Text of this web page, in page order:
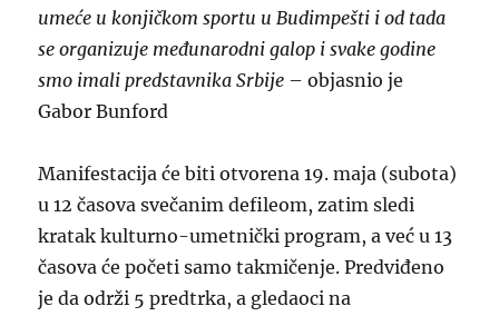
umeće u konjičkom sportu u Budimpešti i od tada
se organizuje međunarodni galop i svake godine
smo imali predstavnika Srbije – objasnio je
Gabor Bunford
Manifestacija će biti otvorena 19. maja (subota)
u 12 časova svečanim defileom, zatim sledi
kratak kulturno-umetnički program, a već u 13
časova će početi samo takmičenje. Predviđeno
je da održi 5 predtrka, a gledaoci na